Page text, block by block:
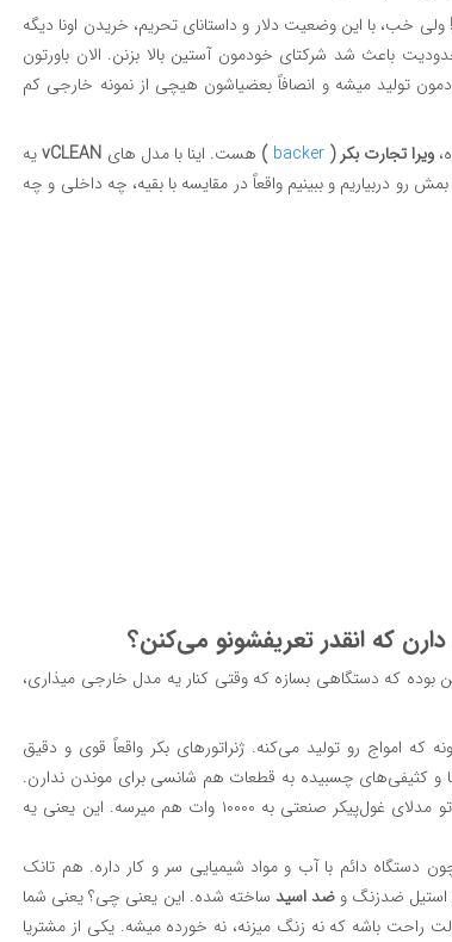
خب، با این وضعیت دلار و داستانای تحریم، خریدن اونا دیگه
باعث شد شرکتای خودمون آستین بالا بزنن. الان باورتون
کشور خودمون تولید میشه و انصافاً بعضیاشون هیچی از نمونه خارجی کم
ویرا تجارت بکر (backer
) هست. اینا با مدل های vCLEANیه
رو دربیاریم و ببینیم واقعاً در مقایسه با بقیه، چه داخلی و چه
که انقدر تعریفشونو می‌کنن؟
هدفش این بوده که دستگاهی بسازه که وقتی کنار یه مدل خارجی میذاری،
که امواج رو تولید می‌کنه. ژنراتورهای بکر واقعاً قوی و دقیق
کثیفی‌های چسبیده به قطعات هم شانسی برای موندن ندارن.
تو مدلای کوچیک آزمایشگاهی قدرتش از ۵۰ وات شروع میشه و تو مدلای غول‌پیکر صنعتی به ۱۰۰۰۰ وات هم میرسه. این یعنی یه
دستگاه دائم با آب و مواد شیمیایی سر و کار داره. هم تانک
استیل ضدزنگ وضد اسید ساخته شده. این یعنی چی؟ یعنی شما
باشه که نه زنگ میزنه، نه خورده میشه. یکی از مشتریا